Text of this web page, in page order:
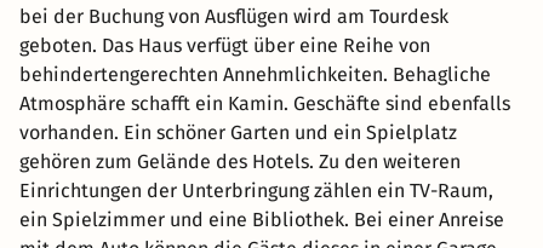
bei der Buchung von Ausflügen wird am Tourdesk
geboten. Das Haus verfügt über eine Reihe von
behindertengerechten Annehmlichkeiten. Behagliche
Atmosphäre schafft ein Kamin. Geschäfte sind ebenfalls
vorhanden. Ein schöner Garten und ein Spielplatz
gehören zum Gelände des Hotels. Zu den weiteren
Einrichtungen der Unterbringung zählen ein TV-Raum,
ein Spielzimmer und eine Bibliothek. Bei einer Anreise